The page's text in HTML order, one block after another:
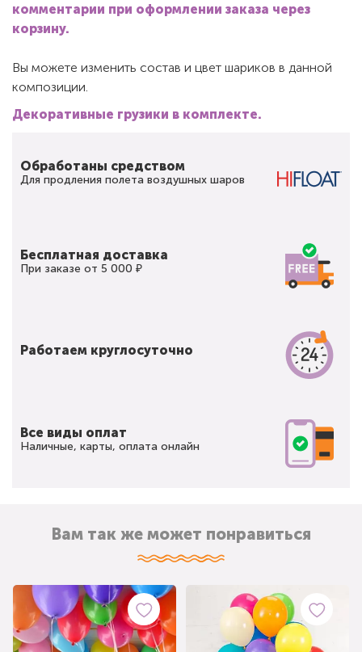
комментарии при оформлении заказа через
корзину.
Вы можете изменить состав и цвет шариков в данной
композиции.
Декоративные грузики в комплекте.
Обработаны средством
Для продления полета воздушных шаров
Бесплатная доставка
При заказе от 5 000 ₽
Работаем круглосуточно
Все виды оплат
Наличные, карты, оплата онлайн
Вам так же может понравиться